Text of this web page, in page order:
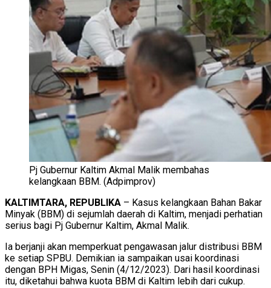
Pj Gubernur Kaltim Akmal Malik membahas
kelangkaan BBM. (Adpimprov)
KALTIMTARA, REPUBLIKA – Kasus kelangkaan Bahan Bakar
Minyak (BBM) di sejumlah daerah di Kaltim, menjadi perhatian
serius bagi Pj Gubernur Kaltim, Akmal Malik.
Ia berjanji akan memperkuat pengawasan jalur distribusi BBM
ke setiap SPBU. Demikian ia sampaikan usai koordinasi
dengan BPH Migas, Senin (4/12/2023). Dari hasil koordinasi
itu, diketahui bahwa kuota BBM di Kaltim lebih dari cukup.